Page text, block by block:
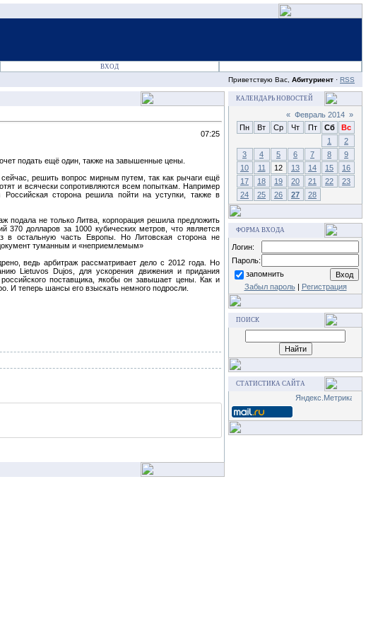
ВХОД
Приветствую Вас, Абитуриент · RSS
07:25
подать ещё один, также на завышенные цены.
решить вопрос мирным путем, так как рычаги ещё
и всячески сопротивляются всем попыткам. Например
сторона решила пойти на уступки, также в
подала не только Литва, корпорация решила предложить
370 долларов за 1000 кубических метров, что является
в остальную часть Европы. Но Литовская сторона не
туманным и «неприемлемым»
ведь арбитраж рассматривает дело с 2012 года. Но
Lietuvos Dujos, для ускорения движения и придания
поставщика, якобы он завышает цены. Как и
И теперь шансы его взыскать немного подросли.
КАЛЕНДАРЬ НОВОСТЕЙ
« Февраль 2014 »
Пн
Вт Ср Чт Пт Сб
Вс
1
2
3
4 5 6 7 8
9
10
11 12 13 14 15
16
17
18 19 20 21 22
23
24
25 26 27 28
ФОРМА ВХОДА
Логин:
Пароль:
запомнить
Забыл пароль| Регистрация
ПОИСК
СТАТИСТИКА САЙТА